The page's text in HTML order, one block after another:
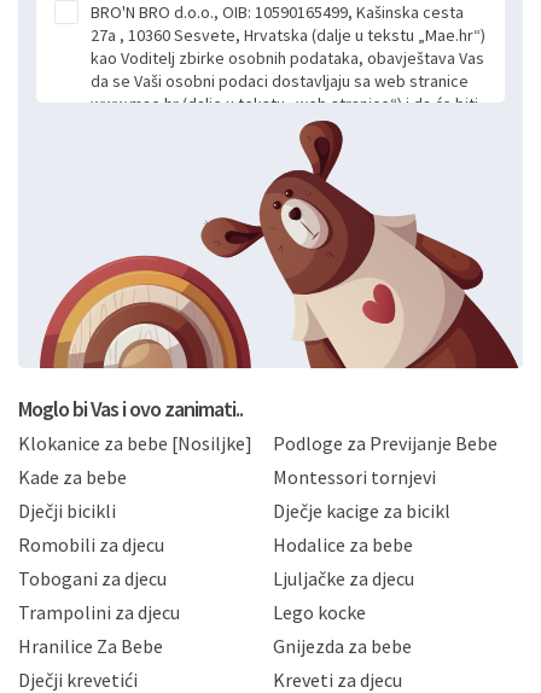
BRO'N BRO d.o.o., OIB: 10590165499, Kašinska cesta
27a , 10360 Sesvete, Hrvatska (dalje u tekstu „Mae.hr“)
kao Voditelj zbirke osobnih podataka, obavještava Vas
da se Vaši osobni podaci dostavljaju sa web stranice
www.mae.hr (dalje u tekstu „web stranice“) i da će biti
obrađeni. Prihvaćanjem ove Izjave smatra se da
slobodno i izričito dajete privolu za prikupljanje i daljnju
obradu Vaših osobnih podataka koje ustupate Mae.hr
putem ovih web stranica u svrhu odgovora i daljnje
komunikacije na Vaš upit poslan kroz kontakt obrazac.
Radi se o dobrovoljnom davanju podataka te ovu
Izjavu niste dužni prihvatiti odnosno niste dužni unositi
svoje osobne podatke u jednu od prijavnih
formi/obrazaca dostupnih na ovim web stranicama.
BRO'N BRO d.o.o. će s Vašim osobnim podacima
postupati sukladno Općoj uredbi o zaštiti podataka
privatnosti i kolačića koju možete pročitati ovdje i
Hrvatske, a uvijek uz primjenu odgovarajućih tehničkih i
sigurnosnih mjera zaštite osobnih podataka od
neovlaštenog pristupa, zlouporabe, otkrivanja,
gubitka ili uništenja. Mae.hr štiti privatnost svojih
korisnika i posjetitelja web stranica, čuva povjerljivost
Vaših osobnih podataka te omogućava pristup i
priopćavanje osobnih podataka samo onim svojim
zaposlenicima kojima su isti potrebni radi provedbe
slučajevima koji su dozvoljeni zakonima. Napominjemo
da možete u svako doba, u potpunosti ili djelomice,
Moglo bi Vas i ovo zanimati..
Klokanice za bebe [Nosiljke]
Podloge za Previjanje Bebe
Kade za bebe
Montessori tornjevi
Dječji bicikli
Dječje kacige za bicikl
Romobili za djecu
Hodalice za bebe
Tobogani za djecu
Ljuljačke za djecu
Trampolini za djecu
Lego kocke
Hranilice Za Bebe
Gnijezda za bebe
Dječji krevetići
Kreveti za djecu